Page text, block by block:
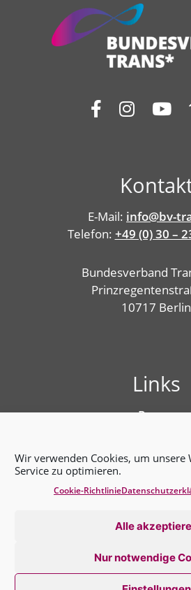
Wir verwenden Cookies, um unsere
Service zu optimieren.
Alle
Nur notwendige
Cookie-Richtlinie
E-Mail: info@bv-
Telefon: +49 (0) 30 –
Bundesverband
10717 Berlin
Links
Presse
Erklärung zur